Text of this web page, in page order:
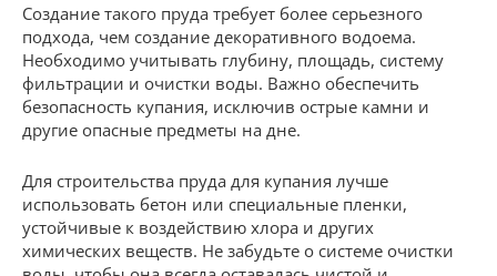
Создание такого пруда требует более серьезного
подхода, чем создание декоративного водоема.
Необходимо учитывать глубину, площадь, систему
фильтрации и очистки воды. Важно обеспечить
безопасность купания, исключив острые камни и
другие опасные предметы на дне.
Для строительства пруда для купания лучше
использовать бетон или специальные пленки,
устойчивые к воздействию хлора и других
химических веществ. Не забудьте о системе очистки